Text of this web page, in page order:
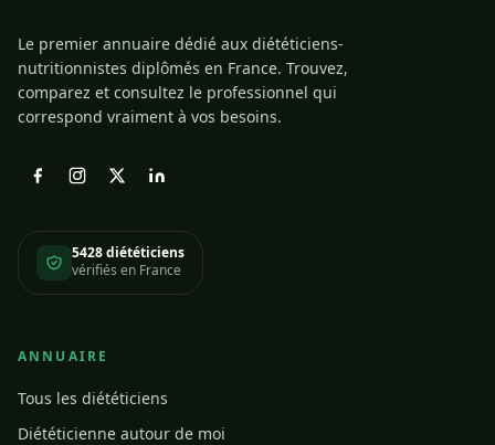
Le premier annuaire dédié aux diététiciens-
nutritionnistes diplômés en France. Trouvez,
comparez et consultez le professionnel qui
correspond vraiment à vos besoins.
5428 diététiciens
vérifiés en France
ANNUAIRE
Tous les diététiciens
Diététicienne autour de moi